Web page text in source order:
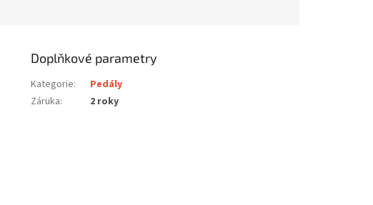
Doplňkové parametry
Kategorie:
Pedály
Záruka: 2 roky